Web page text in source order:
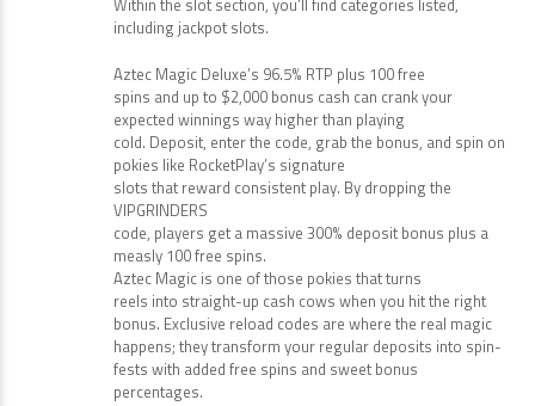
Within the slot section, you’ll find categories listed,
including jackpot slots.
Aztec Magic Deluxe’s 96.5% RTP plus 100 free
spins and up to $2,000 bonus cash can crank your
expected winnings way higher than playing
cold. Deposit, enter the code, grab the bonus, and spin on
pokies like RocketPlay’s signature
slots that reward consistent play. By dropping the
VIPGRINDERS
code, players get a massive 300% deposit bonus plus a
measly 100 free spins.
Aztec Magic is one of those pokies that turns
reels into straight-up cash cows when you hit the right
bonus. Exclusive reload codes are where the real magic
happens; they transform your regular deposits into spin-
fests with added free spins and sweet bonus
percentages.